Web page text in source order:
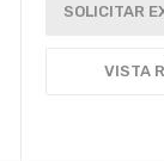
SOLICITAR
VISTA